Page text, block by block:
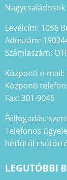
Levélcím: 1056
Adószám:
Számlaszám:
Központi e-mail:
Központi
Fax: 301-9045
Félfogadás:
Telefonos
hétfőtől
LEGUTÓBBI